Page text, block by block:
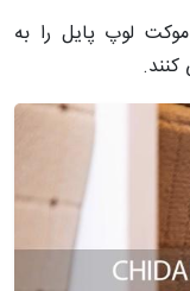
لوپ پایل را به